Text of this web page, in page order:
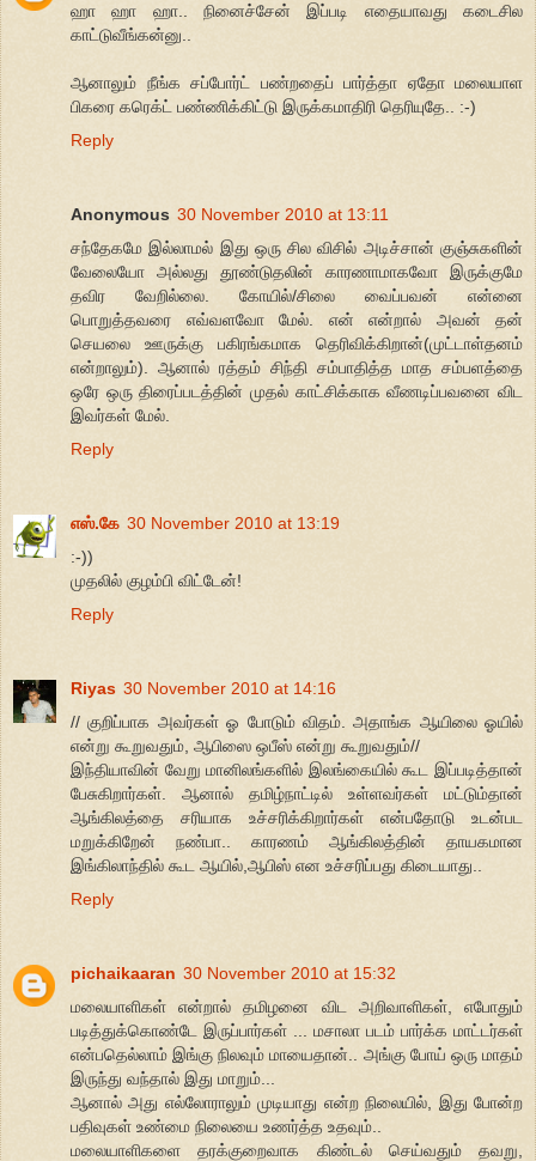
ஹா ஹா ஹா.. நினைச்சேன் இப்படி எதையாவது கடைசில
காட்டுவீங்கன்னு..
ஆனாலும் நீங்க சப்போர்ட் பண்றதைப் பார்த்தா ஏதோ மலையாள
பிகரை கரெக்ட் பண்ணிக்கிட்டு இருக்கமாதிரி தெரியுதே.. :-)
Reply
Anonymous 30 November 2010 at 13:11
சந்தேகமே இல்லாமல் இது ஒரு சில விசில் அடிச்சான் குஞ்சுகளின்
வேலையோ அல்லது தூண்டுதலின் காரணாமாகவோ இருக்குமே
தவிர வேறில்லை. கோயில்/சிலை வைப்பவன் என்னை
பொறுத்தவரை எவ்வளவோ மேல். என் என்றால் அவன் தன்
செயலை ஊருக்கு பகிரங்கமாக தெரிவிக்கிறான்(முட்டாள்தனம்
என்றாலும்). ஆனால் ரத்தம் சிந்தி சம்பாதித்த மாத சம்பளத்தை
ஒரே ஒரு திரைப்படத்தின் முதல் காட்சிக்காக வீணடிப்பவனை விட
இவர்கள் மேல்.
Reply
எஸ்.கே 30 November 2010 at 13:19
:-))
முதலில் குழம்பி விட்டேன்!
Reply
Riyas 30 November 2010 at 14:16
// குறிப்பாக அவர்கள் ஓ போடும் விதம். அதாங்க ஆயிலை ஓயில்
என்று கூறுவதும், ஆபிஸை ஒபீஸ் என்று கூறுவதும்//
இந்தியாவின் வேறு மானிலங்களில் இலங்கையில் கூட இப்படித்தான்
பேசுகிறார்கள். ஆனால் தமிழ்நாட்டில் உள்ளவர்கள் மட்டும்தான்
ஆங்கிலத்தை சரியாக உச்சரிக்கிறார்கள் என்பதோடு உடன்பட
மறுக்கிறேன் நண்பா.. காரணம் ஆங்கிலத்தின் தாயகமான
இங்கிலாந்தில் கூட ஆயில்,ஆபிஸ் என உச்சரிப்பது கிடையாது..
Reply
pichaikaaran 30 November 2010 at 15:32
மலையாளிகள் என்றால் தமிழனை விட அறிவாளிகள், எபோதும்
படித்துக்கொண்டே இருப்பார்கள் ... மசாலா படம் பார்க்க மாட்டர்கள்
என்பதெல்லாம் இங்கு நிலவும் மாயைதான்.. அங்கு போய் ஒரு மாதம்
இருந்து வந்தால் இது மாறும்...
ஆனால் அது எல்லோராலும் முடியாது என்ற நிலையில், இது போன்ற
பதிவுகள் உண்மை நிலையை உணர்த்த உதவும்..
மலையாளிகளை தரக்குறைவாக கிண்டல் செய்வதும் தவறு,